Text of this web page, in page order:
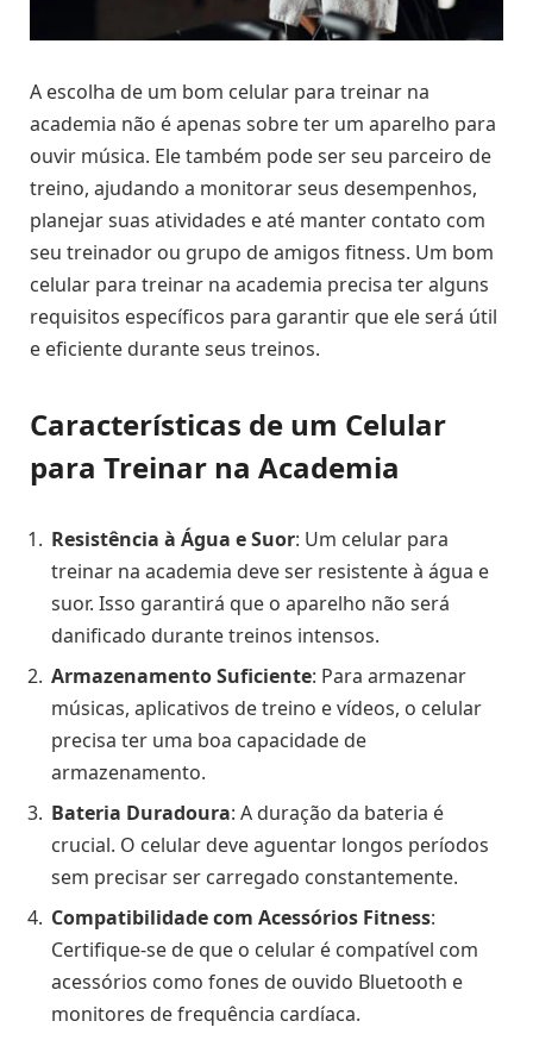
A escolha de um bom celular para treinar na
academia não é apenas sobre ter um aparelho para
ouvir música. Ele também pode ser seu parceiro de
treino, ajudando a monitorar seus desempenhos,
planejar suas atividades e até manter contato com
seu treinador ou grupo de amigos fitness. Um bom
celular para treinar na academia precisa ter alguns
requisitos específicos para garantir que ele será útil
e eficiente durante seus treinos.
Características de um Celular
para Treinar na Academia
Resistência à Água e Suor: Um celular para
treinar na academia deve ser resistente à água e
suor. Isso garantirá que o aparelho não será
danificado durante treinos intensos.
Armazenamento Suficiente: Para armazenar
músicas, aplicativos de treino e vídeos, o celular
precisa ter uma boa capacidade de
armazenamento.
Bateria Duradoura: A duração da bateria é
crucial. O celular deve aguentar longos períodos
sem precisar ser carregado constantemente.
Compatibilidade com Acessórios Fitness:
Certifique-se de que o celular é compatível com
acessórios como fones de ouvido Bluetooth e
monitores de frequência cardíaca.